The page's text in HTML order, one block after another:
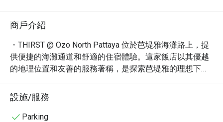
商戶介紹
・THIRST @ Ozo North Pattaya 位於芭堤雅海灘路上，提
供便捷的海灘通道和舒適的住宿體驗。這家飯店以其優越
的地理位置和友善的服務著稱，是探索芭堤雅的理想下榻
之選。
・飯店周邊交通便利，方便前往附近的購物中心、餐廳和
娛樂場所。網友評論中常見的 "芭堤雅海灘" 和 "行人徒步
區" 更凸顯了其絕佳的地理位置。
設施/服務
Parking